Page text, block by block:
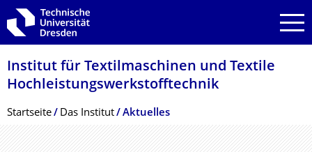
Zur Hauptnavigation springen
Zur Suche springen
Zum Inhalt springen
Institut für Textilmaschinen und Textile
Hochleistungswerk­stofftechnik
Breadcrumb-Menü
Startseite Das Institut Aktuelles